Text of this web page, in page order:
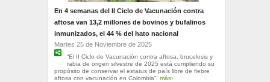
En 4 semanas del II Ciclo de Vacunación contra
aftosa van 13,2 millones de bovinos y bufalinos
inmunizados, el 44 % del hato nacional
Martes 25 de Noviembre de 2025
“El II Ciclo de Vacunación contra aftosa, brucelosis y
rabia de origen silvestre de 2025 está cumpliendo su
propósito de conservar el estatus de país libre de fiebre
aftosa con vacunación en Colombia”. más›